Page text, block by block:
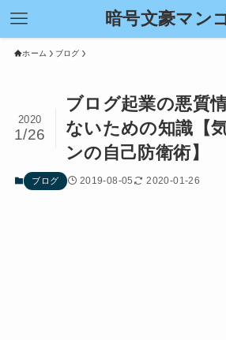
暗号文豪マン
ホーム ブログ
ブログ起業の悪質
ないための知識【
ンの自己防衛術】
2020
1/26
ブログ 2019-08-05 2020-01-26